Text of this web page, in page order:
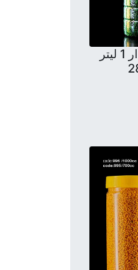
بطری پت دسته دار 1 لیتر